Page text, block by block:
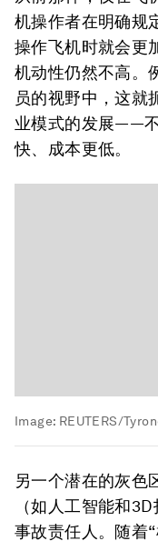
机操作者在明确规
操作飞机时就会更
机动性仍然不高。
员的视野中，这就
业模式的发展——
快、成本更低。
Image: REUTERS/
另一个潜在的灰色
（如人工智能和
事故责任人。随着